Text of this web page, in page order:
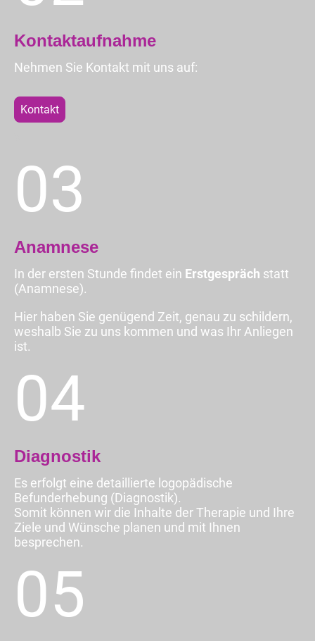
04
Diagnostik
Es erfolgt eine detaillierte logopädische
Befunderhebung (Diagnostik).
Somit können wir die Inhalte der Therapie und Ihre
Ziele und Wünsche planen und mit Ihnen
besprechen.
03
Anamnese
In der ersten Stunde findet ein Erstgespräch statt
(Anamnese).
Hier haben Sie genügend Zeit, genau zu schildern,
weshalb Sie zu uns kommen und was Ihr Anliegen
ist.
Kontaktaufnahme
Nehmen Sie Kontakt mit uns auf:
05
Kontakt